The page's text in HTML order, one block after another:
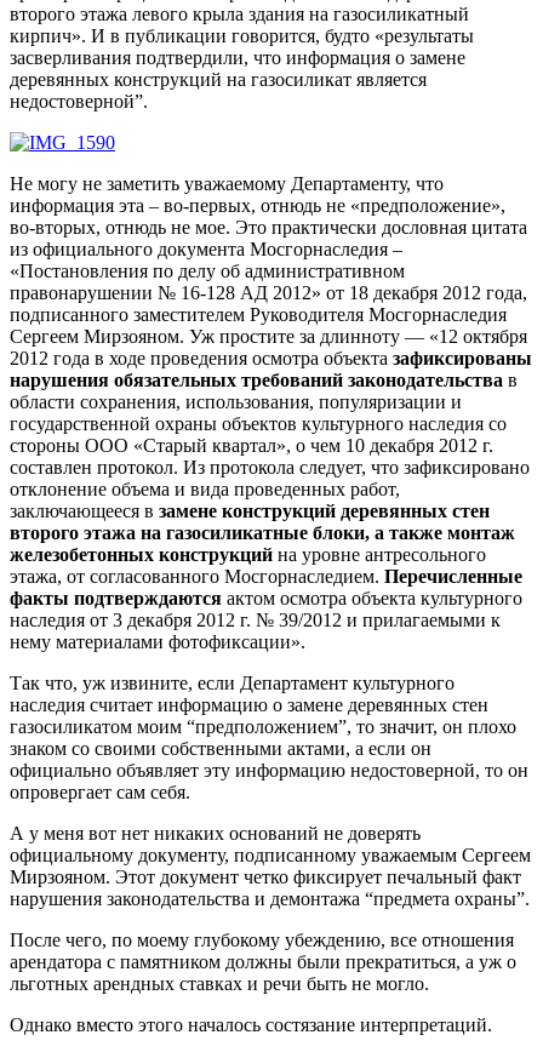
второго этажа левого крыла здания на газосиликатный
кирпич». И в публикации говорится, будто «результаты
засверливания подтвердили, что информация о замене
деревянных конструкций на газосиликат является
недостоверной”.
Не могу не заметить уважаемому Департаменту, что
информация эта – во-первых, отнюдь не «предположение»,
во-вторых, отнюдь не мое. Это практически дословная цитата
из официального документа Мосгорнаследия –
«Постановления по делу об административном
правонарушении № 16-128 АД 2012» от 18 декабря 2012 года,
подписанного заместителем Руководителя Мосгорнаследия
Сергеем Мирзояном. Уж простите за длинноту — «12 октября
2012 года в ходе проведения осмотра объекта зафиксированы
нарушения обязательных требований законодательства в
области сохранения, использования, популяризации и
государственной охраны объектов культурного наследия со
стороны ООО «Старый квартал», о чем 10 декабря 2012 г.
составлен протокол. Из протокола следует, что зафиксировано
отклонение объема и вида проведенных работ,
заключающееся в замене конструкций деревянных стен
второго этажа на газосиликатные блоки, а также монтаж
железобетонных конструкций на уровне антресольного
этажа, от согласованного Мосгорнаследием. Перечисленные
факты подтверждаются актом осмотра объекта культурного
наследия от 3 декабря 2012 г. № 39/2012 и прилагаемыми к
нему материалами фотофиксации».
Так что, уж извините, если Департамент культурного
наследия считает информацию о замене деревянных стен
газосиликатом моим “предположением”, то значит, он плохо
знаком со своими собственными актами, а если он
официально объявляет эту информацию недостоверной, то он
опровергает сам себя.
А у меня вот нет никаких оснований не доверять
официальному документу, подписанному уважаемым Сергеем
Мирзояном. Этот документ четко фиксирует печальный факт
нарушения законодательства и демонтажа “предмета охраны”.
После чего, по моему глубокому убеждению, все отношения
арендатора с памятником должны были прекратиться, а уж о
льготных арендных ставках и речи быть не могло.
Однако вместо этого началось состязание интерпретаций.